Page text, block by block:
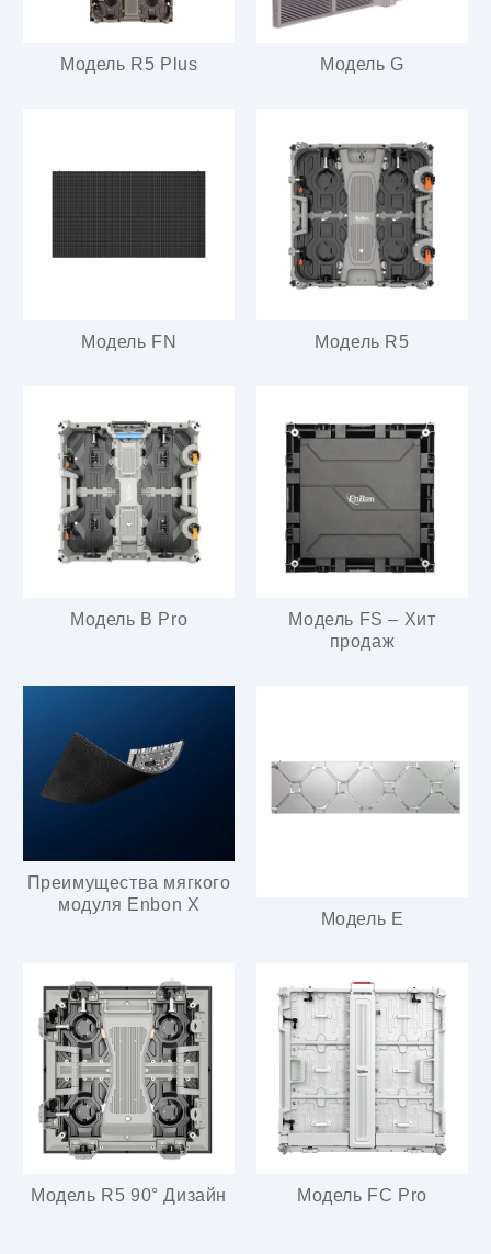
Модель R5 Plus Модель G
Модель FN Модель R5
Модель B Pro
Модель FS – Хит
продаж
Преимущества мягкого
модуля Enbon X
Модель E
Модель R5 90° Дизайн Модель FC Pro